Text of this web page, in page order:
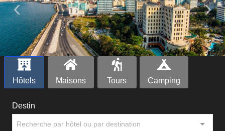
‹ ›
Hôtels Maisons Tours Camping
Destin
Recherche par hôtel ou par destination